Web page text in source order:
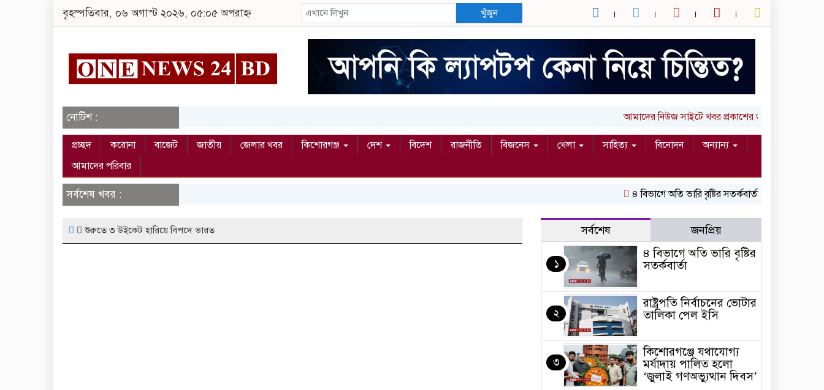
বৃহস্পতিবার, ০৬ অগাস্ট ২০২৬, ০৫:০৫ অপরাহ্ন খুঁজুন
নোটিশ : আমাদের নিউজ সাইটে খবর প্রকাশের জন্য আপনার
প্রচ্ছদ করোনা বাজেট জাতীয় জেলার খবর কিশোরগঞ্জ দেশ বিদেশ রাজনীতি বিজনেস খেলা সাহিত্য বিনোদন
অন্যান্য
আমাদের পরিবার
সর্বশেষ খবর : ৪ বিভাগে অতি ভারি বৃষ্টির সতর্কবার্তা রাষ্ট্রপতি
শুরুতে ৩ উইকেট হারিয়ে বিপদে ভারত সর্বশেষ জনপ্রিয়
১
৪ বিভাগে অতি ভারি বৃষ্টির
সতর্কবার্তা
২
রাষ্ট্রপতি নির্বাচনের ভোটার
তালিকা পেল ইসি
৩
কিশোরগঞ্জে যথাযোগ্য
মর্যাদায় পালিত হলো
‘জুলাই গণঅভ্যুত্থান দিবস’